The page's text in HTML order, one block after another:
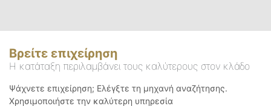
Βρείτε επιχείρηση
Η κατάταξη περιλαμβάνει τους καλύτερους στον κλάδο
Ψάχνετε επιχείρηση; Ελέγξτε τη μηχανή αναζήτησης.
Χρησιμοποιήστε την καλύτερη υπηρεσία